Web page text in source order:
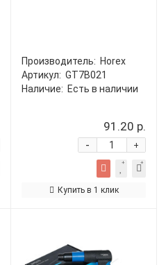
Производитель: Horex
Артикул: GT7B021
Наличие: Есть в наличии
91.20 р.
+
-
Купить в 1 клик